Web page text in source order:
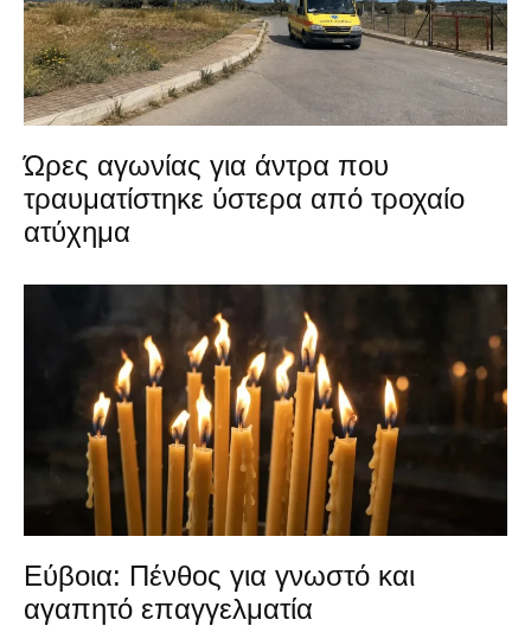
Ώρες αγωνίας για άντρα που
τραυματίστηκε ύστερα από τροχαίο
ατύχημα
Εύβοια: Πένθος για γνωστό και
αγαπητό επαγγελματία